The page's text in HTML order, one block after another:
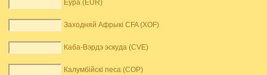
Еўра (EUR)
Заходняй Афрыкі CFA (XOF)
Каба-Вэрдэ эскуда (CVE)
Калумбійскі песа (COP)